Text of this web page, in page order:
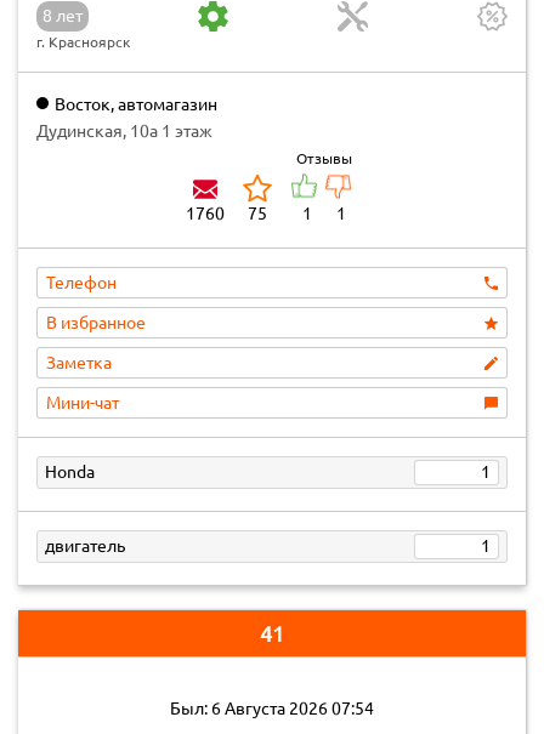
8 лет
г. Красноярск
Восток, автомагазин
Дудинская, 10а 1 этаж
1760 75
Отзывы
1 1
Телефон
В избранное
Заметка
Мини-чат
Honda 1
двигатель 1
41
Был: 6 Августа 2026 07:54